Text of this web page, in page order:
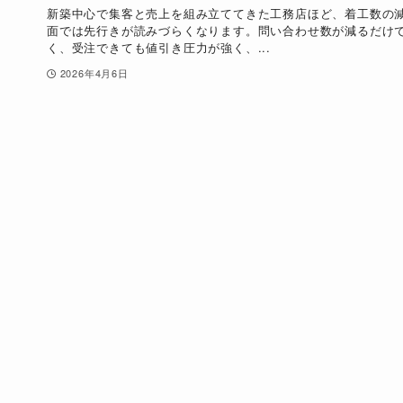
新築中心で集客と売上を組み立ててきた工務店ほど、着工数の
面では先行きが読みづらくなります。問い合わせ数が減るだけ
く、受注できても値引き圧力が強く、...
2026年4月6日